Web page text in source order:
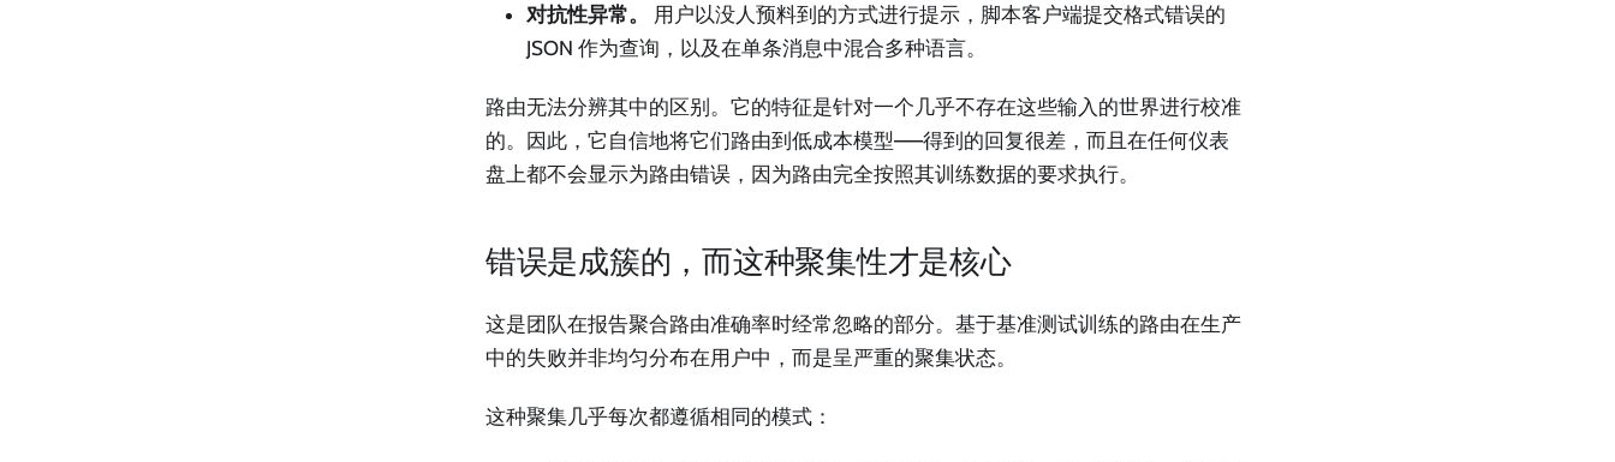
对抗性异常。
用户以没人预料到的方式进行提示，脚本客户端提交格式错误的
JSON 作为查询，以及在单条消息中混合多种语言。
路由无法分辨其中的区别。它的特征是针对一个几乎不存在这些输入的世界进行校准
的。因此，它自信地将它们路由到低成本模型——得到的回复很差，而且在任何仪表
盘上都不会显示为路由错误，因为路由完全按照其训练数据的要求执行。
错误是成簇的，而这种聚集性才是核心
这是团队在报告聚合路由准确率时经常忽略的部分。基于基准测试训练的路由在生产
中的失败并非均匀分布在用户中，而是呈严重的聚集状态。
这种聚集几乎每次都遵循相同的模式：